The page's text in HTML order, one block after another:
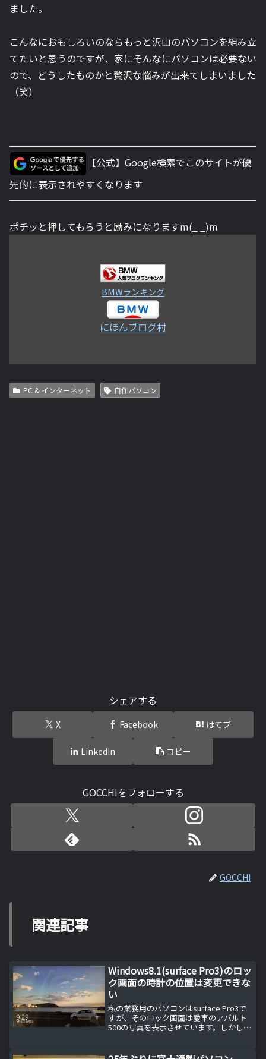
ました。
こんなにおもしろいのならもっと沢山のパソコンを組み立
てたいと思うのですが、家にそんなにパソコンは必要ない
ので、どうしたものかと贅沢な悩みが出来てしまいました
（笑）
【公式】Google検索でこのサイトが優
先的に表示されやすくなります
ポチッと押してもらうと励みになりますm(_ _)m
BMWランキング
にほんブログ村
PC & インターネット 自作パソコン
シェアする
X Facebook はてブ
LinkedIn コピー
GOCCHIをフォローする
GOCCHI
関連記事
Windows8.1(surface Pro3)のロッ
ク画面の時計の位置は変更できな
い
私の業務用のパソコンはsurface Pro3で
すが、そのロック画面は愛車のアバルト
500の写真を表示させています。しかし、
す。Windows10のロック画面の時計の